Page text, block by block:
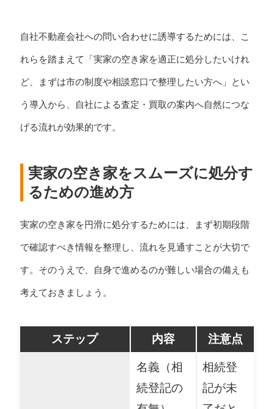
自社不動産会社への問い合わせに誘導するためには、こ
れらを踏まえて「実家の空き家を適正に処分したいけれ
ど、まずは市の制度や相談窓口で整理したい方へ」とい
う導入から、自社による査定・買取の案内へ自然につな
げる流れが効果的です。
実家の空き家をスムーズに処分す
るための進め方
実家の空き家を円滑に処分するためには、まず初期段階
で確認すべき情報を整理し、流れを見通すことが大切で
す。そのうえで、自身で進めるのが難しい場合の備えも
考えておきましょう。
ステップ 内容 注意点
名義（相
続登記の
相続登
記が未